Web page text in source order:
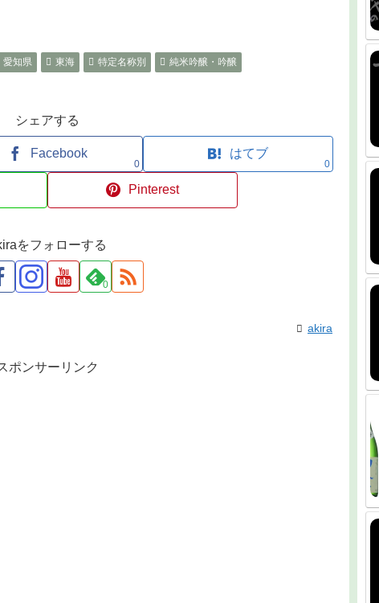
愛知県 東海 特定名称別 純米吟醸・吟醸
シェアする
Facebook
0
はてブ
0
Pinterest
をフォローする
0
akira
ポンサーリンク